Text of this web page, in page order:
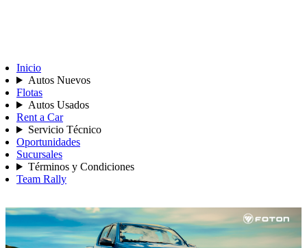
Inicio
Autos Nuevos
Flotas
Autos Usados
Rent a Car
Servicio Técnico
Oportunidades
Sucursales
Términos y Condiciones
Team Rally